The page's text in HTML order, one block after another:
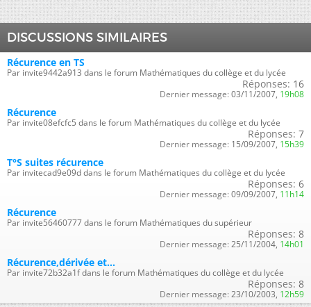
DISCUSSIONS SIMILAIRES
Récurence en TS
Par invite9442a913 dans le forum Mathématiques du collège et du lycée
Réponses: 16
Dernier message: 03/11/2007, 19h08
Récurence
Par invite08efcfc5 dans le forum Mathématiques du collège et du lycée
Réponses: 7
Dernier message: 15/09/2007, 15h39
T°S suites récurence
Par invitecad9e09d dans le forum Mathématiques du collège et du lycée
Réponses: 6
Dernier message: 09/09/2007, 11h14
Récurence
Par invite56460777 dans le forum Mathématiques du supérieur
Réponses: 8
Dernier message: 25/11/2004, 14h01
Récurence,dérivée et...
Par invite72b32a1f dans le forum Mathématiques du collège et du lycée
Réponses: 8
Dernier message: 23/10/2003, 12h59